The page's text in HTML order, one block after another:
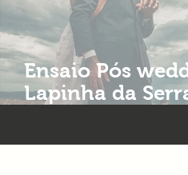
Ensaio Pós
Lapinha da